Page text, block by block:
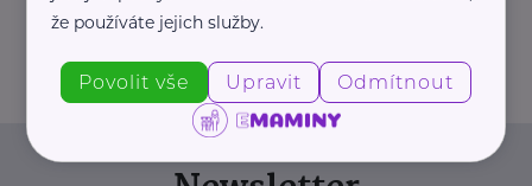
stezkaceskem@email.cz
že používáte jejich služby.
Povolit vše Upravit Odmítnout